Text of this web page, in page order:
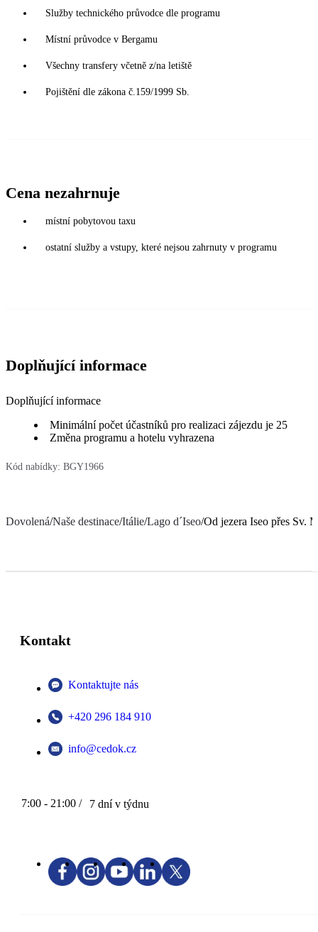
Služby technického průvodce dle programu
Místní průvodce v Bergamu
Všechny transfery včetně z/na letiště
Pojištění dle zákona č.159/1999 Sb.
Cena nezahrnuje
místní pobytovou taxu
ostatní služby a vstupy, které nejsou zahrnuty v programu
Doplňující informace
Doplňující informace
Minimální počet účastníků pro realizaci zájezdu je 25
Změna programu a hotelu vyhrazena
Kód nabídky: BGY1966
Dovolená/Naše destinace/Itálie/Lago d´Iseo/Od jezera Iseo přes Sv.
Kontakt
Kontaktujte nás
+420 296 184 910
info@cedok.cz
7:00 - 21:00 / 7 dní v týdnu